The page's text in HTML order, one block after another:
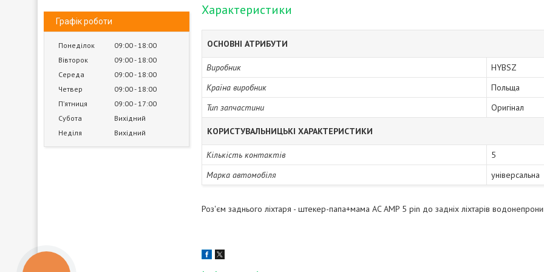
Графік роботи
Понеділок 09:00 18:00
Вівторок
09:00 18:00
Середа
09:00 18:00
Четвер
09:00 18:00
Пʼятниця
09:00 17:00
Субота
Вихідний
Неділя
Вихідний
Характеристики
ОСНОВНІ АТРИБУТИ
Виробник
HYBSZ
Країна виробник
Польща
Тип запчастини
Оригінал
КОРИСТУВАЛЬНИЦЬКІ ХАРАКТЕРИСТИКИ
Кількість контактів
5
Марка автомобіля
універсальна
Роз'єм заднього ліхтаря - штекер-папа+мама AC AMP 5 pin до задніх ліхтарів